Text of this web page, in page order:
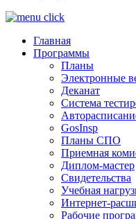
Главная
Программы
Планы
Электронные
Деканат
Система
GosInsp
Планы СПО
Приемная
Диплом-мастер
Свидетельства
Учебная
Интернет-
Рабочие